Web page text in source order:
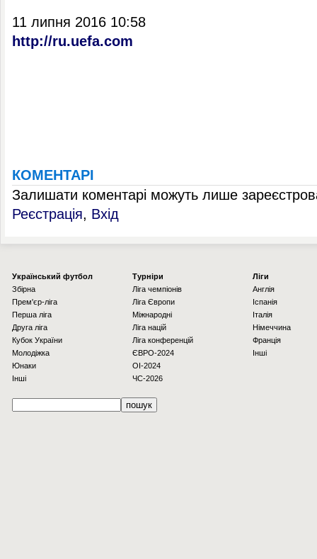
11 липня 2016 10:58
http://ru.uefa.com
КОМЕНТАРІ
Залишати коментарі можуть лише
Реєстрація, Вхід
Українcький футбол
Збірна
Прем'єр-ліга
Перша ліга
Друга ліга
Кубок України
Молодіжка
Юнаки
Інші
Турніри
Ліга чемпіонів
Ліга Європи
Міжнародні
Ліга націй
Ліга конференцій
ЄВРО-2024
OI-2024
ЧС-2026
Ліги
Англія
Іспанія
Італія
Німеччина
Франція
Інші